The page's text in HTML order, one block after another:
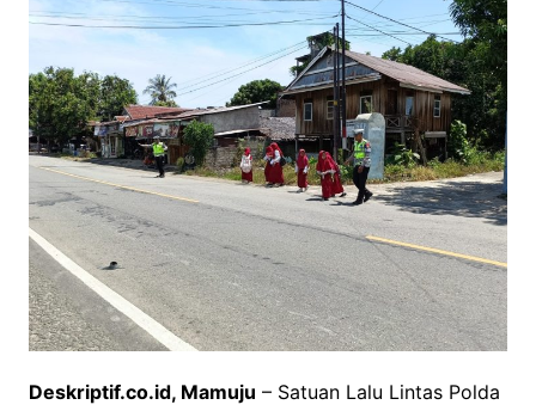
Deskriptif.co.id, Mamuju – Satuan Lalu Lintas Polda